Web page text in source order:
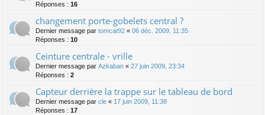
Réponses : 16
changement porte-gobelets central ?
Dernier message par tomcat92 « 06 déc. 2009, 11:35
Réponses : 10
Ceinture centrale - vrille
Dernier message par Azkaban « 27 juin 2009, 23:34
Réponses : 2
Capteur derrière la trappe sur le tableau de bord
Dernier message par cle « 17 juin 2009, 11:38
Réponses : 17